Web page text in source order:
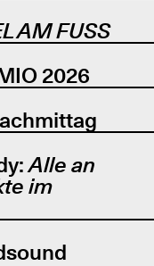
AM FUSS
2026
Alle an
im